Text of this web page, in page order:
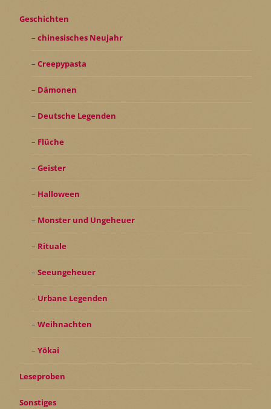
Geschichten
chinesisches Neujahr
Creepypasta
Dämonen
Deutsche Legenden
Flüche
Geister
Halloween
Monster und Ungeheuer
Rituale
Seeungeheuer
Urbane Legenden
Weihnachten
Yōkai
Leseproben
Sonstiges